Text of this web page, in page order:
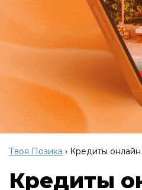
Твоя Позика › Кредиты
Кредиты